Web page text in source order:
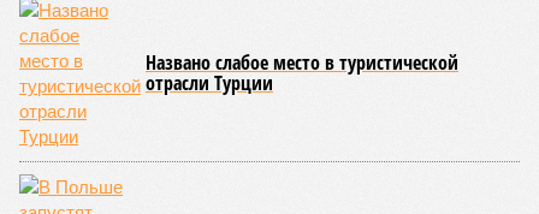
Названо слабое место в туристической
отрасли Турции